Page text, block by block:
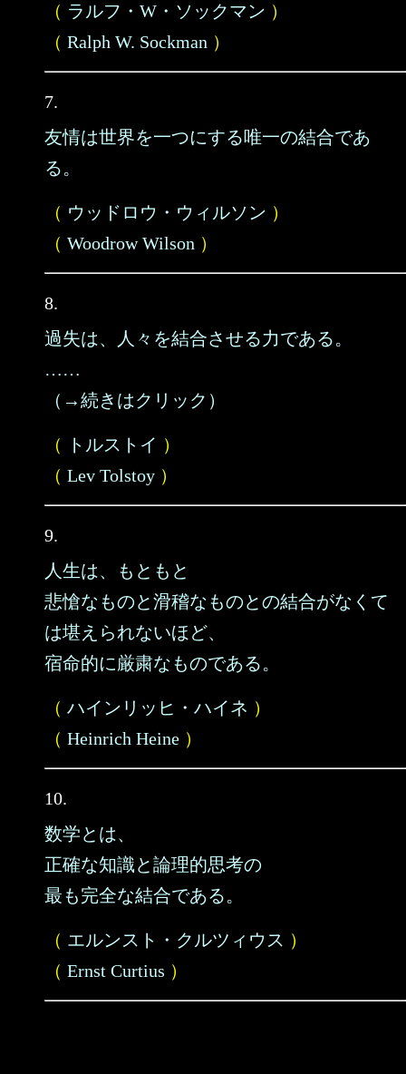
（ ラルフ・W・ソックマン ）
（ Ralph W. Sockman ）
7.
友情は世界を一つにする唯一の結合であ
る。
（ ウッドロウ・ウィルソン ）
（ Woodrow Wilson ）
8.
過失は、人々を結合させる力である。
……
（→続きはクリック）
（ トルストイ ）
（ Lev Tolstoy ）
9.
人生は、もともと
悲愴なものと滑稽なものとの結合がなくて
は堪えられないほど、
宿命的に厳粛なものである。
（ ハインリッヒ・ハイネ ）
（ Heinrich Heine ）
10.
数学とは、
正確な知識と論理的思考の
最も完全な結合である。
（ エルンスト・クルツィウス ）
（ Ernst Curtius ）